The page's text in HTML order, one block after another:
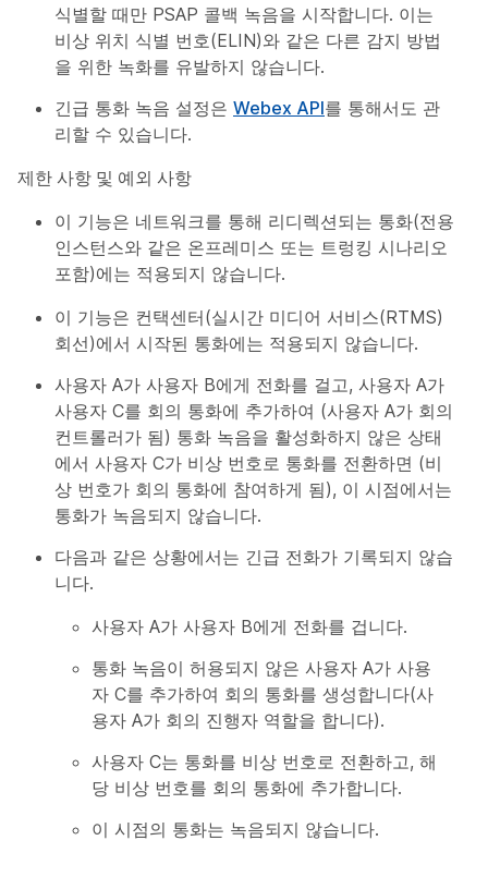
식별할 때만 PSAP 콜백 녹음을 시작합니다. 이는
비상 위치 식별 번호(ELIN)와 같은 다른 감지 방법
을 위한 녹화를 유발하지 않습니다.
긴급 통화 녹음 설정은 Webex API를 통해서도 관
리할 수 있습니다.
제한 사항 및 예외 사항
이 기능은 네트워크를 통해 리디렉션되는 통화(전용
인스턴스와 같은 온프레미스 또는 트렁킹 시나리오
포함)에는 적용되지 않습니다.
이 기능은 컨택센터(실시간 미디어 서비스(RTMS)
회선)에서 시작된 통화에는 적용되지 않습니다.
사용자 A가 사용자 B에게 전화를 걸고, 사용자 A가
사용자 C를 회의 통화에 추가하여 (사용자 A가 회의
컨트롤러가 됨) 통화 녹음을 활성화하지 않은 상태
에서 사용자 C가 비상 번호로 통화를 전환하면 (비
상 번호가 회의 통화에 참여하게 됨), 이 시점에서는
통화가 녹음되지 않습니다.
다음과 같은 상황에서는 긴급 전화가 기록되지 않습
니다.
사용자 A가 사용자 B에게 전화를 겁니다.
통화 녹음이 허용되지 않은 사용자 A가 사용
자 C를 추가하여 회의 통화를 생성합니다(사
용자 A가 회의 진행자 역할을 합니다).
사용자 C는 통화를 비상 번호로 전환하고, 해
당 비상 번호를 회의 통화에 추가합니다.
이 시점의 통화는 녹음되지 않습니다.